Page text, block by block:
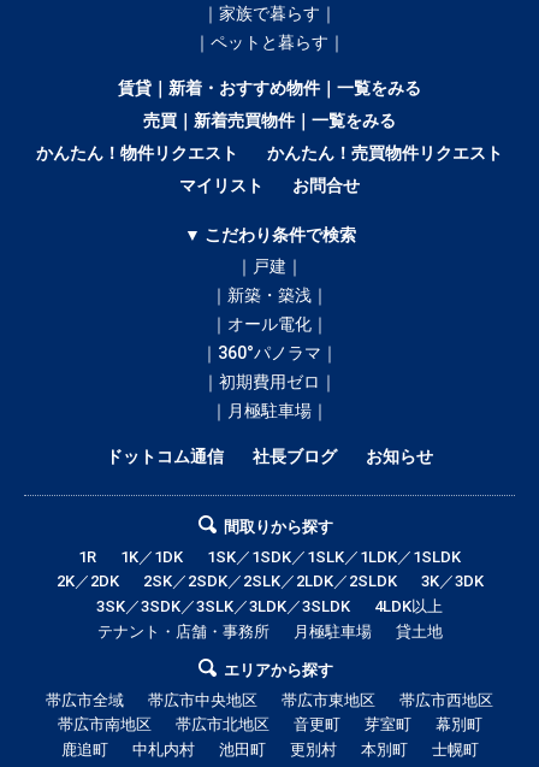
｜家族で暮らす｜
｜ペットと暮らす｜
賃貸｜新着・おすすめ物件｜一覧をみる
売買｜新着売買物件｜一覧をみる
かんたん！物件リクエスト
かんたん！売買物件リクエスト
マイリスト
お問合せ
▼ こだわり条件で検索
｜戸建｜
｜新築・築浅｜
｜オール電化｜
｜360°パノラマ｜
｜初期費用ゼロ｜
｜月極駐車場｜
ドットコム通信 社長ブログ お知らせ
間取りから探す
1R
1K／1DK
1SK／1SDK／1SLK／1LDK／1SLDK
2K／2DK
2SK／2SDK／2SLK／2LDK／2SLDK
3K／3DK
3SK／3SDK／3SLK／3LDK／3SLDK
4LDK以上
テナント・店舗・事務所
月極駐車場 貸土地
エリアから探す
帯広市全域
帯広市中央地区 帯広市東地区
帯広市西地区
帯広市南地区
帯広市北地区 音更町 芽室町
幕別町
鹿追町
中札内村 池田町 更別村 本別町
士幌町